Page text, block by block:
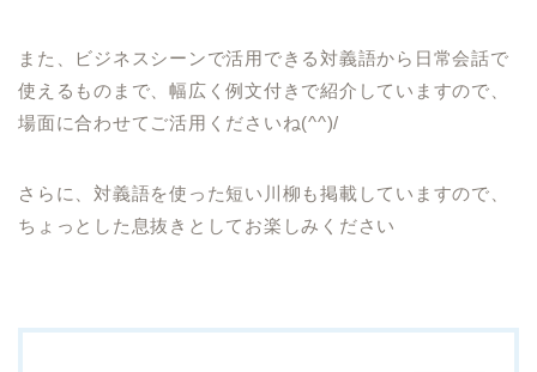
また、ビジネスシーンで活用できる対義語から日常会話で
使えるものまで、幅広く例文付きで紹介していますので、
場面に合わせてご活用くださいね(^^)/
さらに、対義語を使った短い川柳も掲載していますので、
ちょっとした息抜きとしてお楽しみください